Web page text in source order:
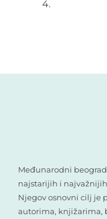
4.
Međunarodni
najstarijih i
Njegov osnovni cilj je
autorima, knjižarima,